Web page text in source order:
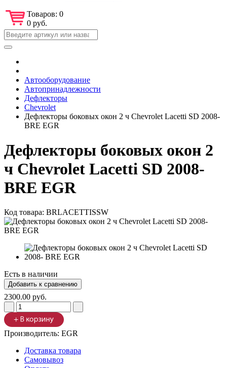
Товаров: 0
0 руб.
Автооборудование
Автопринадлежности
Дефлекторы
Chevrolet
Дефлекторы боковых окон 2 ч Chevrolet Lacetti SD 2008-
BRE EGR
Дефлекторы боковых окон 2
ч Chevrolet Lacetti SD 2008-
BRE EGR
Код товара: BRLACETTISSW
Есть в наличии
2300.00 руб.
Производитель: EGR
Доставка товара
Самовывоз